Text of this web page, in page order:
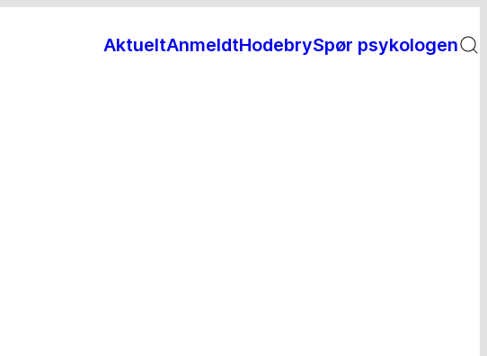
AktueltAnmeldtHodebrySpør psykologen